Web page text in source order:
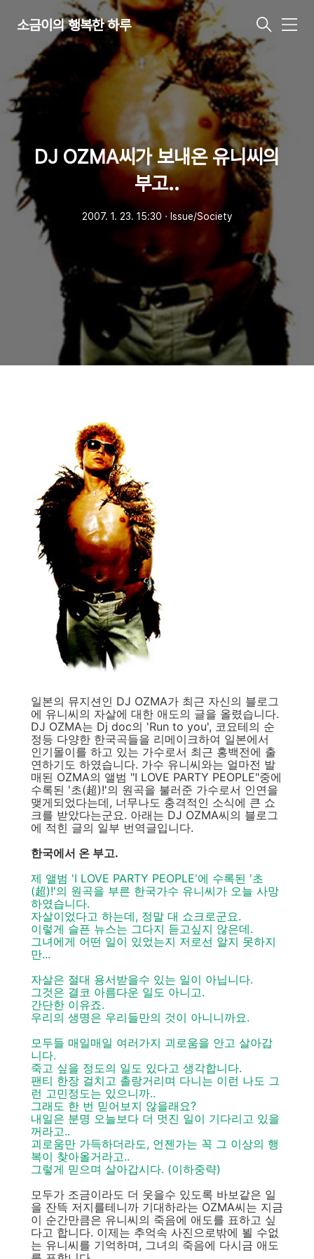
소금이의 행복한 하루
메
DJ OZMA씨가 보내온 유니씨의
부고..
2007. 1. 23. 15:30 ㆍ Issue/Society
일본의 뮤지션인 DJ OZMA가 최근 자신의 블로그
에 유니씨의 자살에 대한 애도의 글을 올렸습니다.
DJ OZMA는 Dj doc의 'Run to you', 코요테의 순
정등 다양한 한국곡들을 리메이크하여 일본에서
인기몰이를 하고 있는 가수로서 최근 홍백전에 출
연하기도 하였습니다. 가수 유니씨와는 얼마전 발
매된 OZMA의 앨범 "I LOVE PARTY PEOPLE"중에
수록된 '초(超)!'의 원곡을 불러준 가수로서 인연을
맺게되었다는데, 너무나도 충격적인 소식에 큰 쇼
크를 받았다는군요. 아래는 DJ OZMA씨의 블로그
에 적힌 글의 일부 번역글입니다.
한국에서 온 부고.
제 앨범 'I LOVE PARTY PEOPLE'에 수록된 '초
(超)!'의 원곡을 부른 한국가수 유니씨가 오늘 사망
하였습니다.
자살이었다고 하는데, 정말 대 쇼크로군요.
이렇게 슬픈 뉴스는 그다지 듣고싶지 않은데.
그녀에게 어떤 일이 있었는지 저로선 알지 못하지
만...
자살은 절대 용서받을수 있는 일이 아닙니다.
그것은 결코 아름다운 일도 아니고.
간단한 이유죠.
우리의 생명은 우리들만의 것이 아니니까요.
모두들 매일매일 여러가지 괴로움을 안고 살아갑
니다.
죽고 싶을 정도의 일도 있다고 생각합니다.
팬티 한장 걸치고 촐랑거리며 다니는 이런 나도 그
런 고민정도는 있으니까..
그래도 한 번 믿어보지 않을래요?
내일은 분명 오늘보다 더 멋진 일이 기다리고 있을
꺼라고..
괴로움만 가득하더라도, 언젠가는 꼭 그 이상의 행
복이 찾아올거라고..
그렇게 믿으며 살아갑시다. (이하중략)
모두가 조금이라도 더 웃을수 있도록 바보같은 일
을 잔뜩 저지를테니까 기대하라는 OZMA씨는 지금
이 순간만큼은 유니씨의 죽음에 애도를 표하고 싶
다고 합니다. 이제는 추억속 사진으로밖에 뵐 수없
는 유니씨를 기억하며, 그녀의 죽음에 다시금 애도